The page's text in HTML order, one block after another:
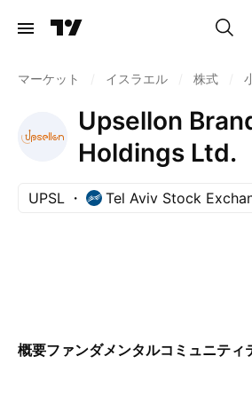
マーケット イスラエル 株式
Upsellon
Holdings Ltd.
UPSL Tel Aviv Stock
概要ファンダメンタルコミュニティ